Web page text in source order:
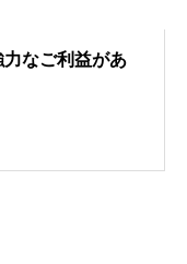
なご利益があ